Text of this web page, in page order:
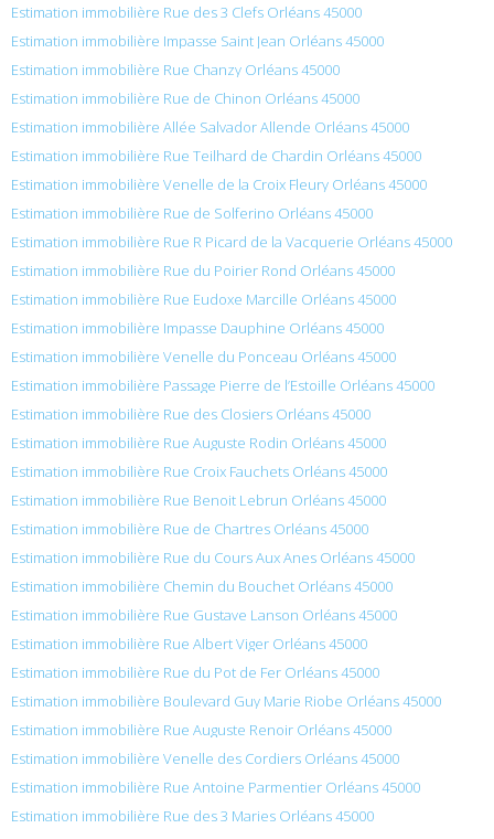
Estimation immobilière Rue des 3 Clefs Orléans 45000
Estimation immobilière Impasse Saint Jean Orléans 45000
Estimation immobilière Rue Chanzy Orléans 45000
Estimation immobilière Rue de Chinon Orléans 45000
Estimation immobilière Allée Salvador Allende Orléans 45000
Estimation immobilière Rue Teilhard de Chardin Orléans 45000
Estimation immobilière Venelle de la Croix Fleury Orléans 45000
Estimation immobilière Rue de Solferino Orléans 45000
Estimation immobilière Rue R Picard de la Vacquerie Orléans 45000
Estimation immobilière Rue du Poirier Rond Orléans 45000
Estimation immobilière Rue Eudoxe Marcille Orléans 45000
Estimation immobilière Impasse Dauphine Orléans 45000
Estimation immobilière Venelle du Ponceau Orléans 45000
Estimation immobilière Passage Pierre de l’Estoille Orléans 45000
Estimation immobilière Rue des Closiers Orléans 45000
Estimation immobilière Rue Auguste Rodin Orléans 45000
Estimation immobilière Rue Croix Fauchets Orléans 45000
Estimation immobilière Rue Benoit Lebrun Orléans 45000
Estimation immobilière Rue de Chartres Orléans 45000
Estimation immobilière Rue du Cours Aux Anes Orléans 45000
Estimation immobilière Chemin du Bouchet Orléans 45000
Estimation immobilière Rue Gustave Lanson Orléans 45000
Estimation immobilière Rue Albert Viger Orléans 45000
Estimation immobilière Rue du Pot de Fer Orléans 45000
Estimation immobilière Boulevard Guy Marie Riobe Orléans 45000
Estimation immobilière Rue Auguste Renoir Orléans 45000
Estimation immobilière Venelle des Cordiers Orléans 45000
Estimation immobilière Rue Antoine Parmentier Orléans 45000
Estimation immobilière Rue des 3 Maries Orléans 45000